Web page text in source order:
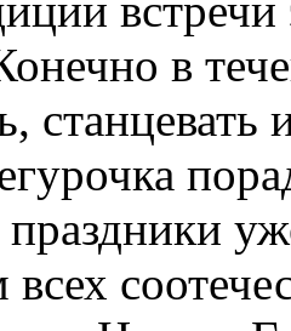
в
станцевать
всех